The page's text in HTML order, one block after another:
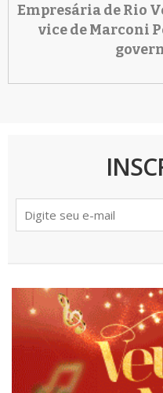
Empresária de Rio
vice de Marconi